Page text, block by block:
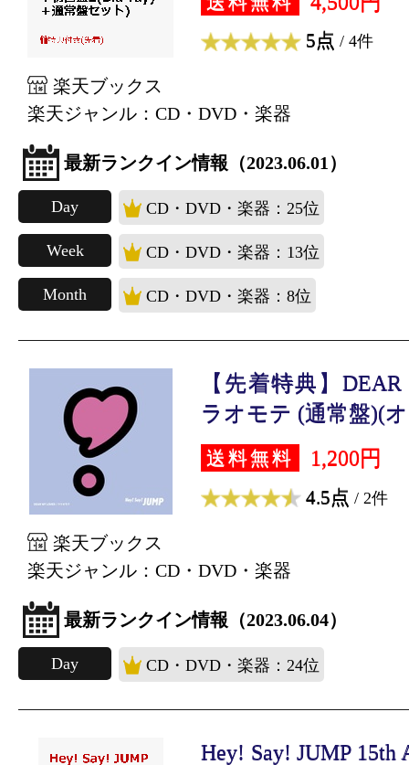
5点 / 4件
楽天ブックス
楽天ジャンル：CD・DVD・楽器
最新ランクイン情報（2023.06.01）
Day CD・DVD・楽器：25位
Week CD・DVD・楽器：13位
Month CD・DVD・楽器：8位
【先着特典】
ラオモテ (通常盤)(
送料無料 1,200円
4.5点 / 2件
楽天ブックス
楽天ジャンル：CD・DVD・楽器
最新ランクイン情報（2023.06.04）
Day CD・DVD・楽器：24位
Hey! Say! JUMP 15th